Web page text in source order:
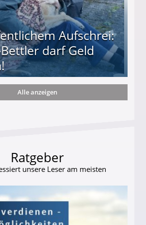
Aufschrei:
darf Geld
Alle anzeigen
Ratgeber
unsere Leser am meisten